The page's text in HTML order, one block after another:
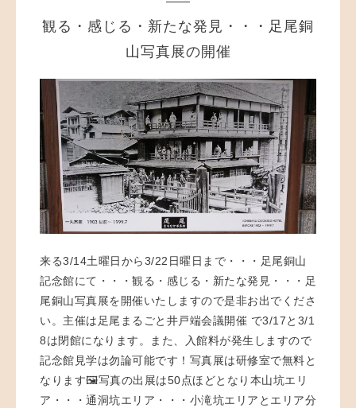
観る・感じる・新たな発見・・・足尾銅
山写真展の開催
来る3/14土曜日から3/22日曜日まで・・・足尾銅山
記念館にて ・・・観る・感じる・新たな発見・・・足
尾銅山写真展を開催いたしますので是非お出でくださ
い。主催は足尾まるごと井戸端会議開催 で3/17と3/1
8は閉館になります。また、入館料が発生しますので
記念館見学は勿論可能です！写真展は研修室で無料と
なります🖼写真の出展は50点ほどとなり本山坑エリ
ア・・・通洞坑エリア・・・小滝坑エリアとエリア分